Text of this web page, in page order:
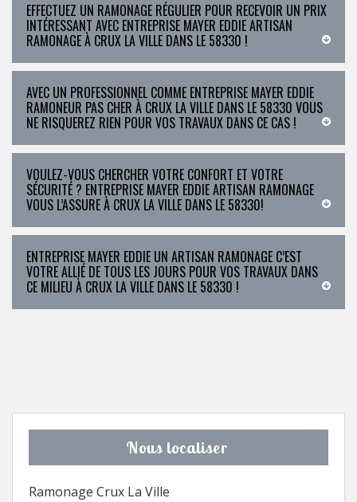
EFFECTUEZ UN RAMONAGE RÉGULIER POUR RECEVOIR UN PRIX
INTÉRESSANT AVEC ENTREPRISE MAYER EDDIE ARTISAN
RAMONAGE À CRUX LA VILLE DANS LE 58330 !
AVEC UN PROFESSIONNEL COMME ENTREPRISE MAYER EDDIE
RAMONEUR PAS CHER À CRUX LA VILLE DANS LE 58330 VOUS
NE RISQUEREZ RIEN POUR VOS TRAVAUX DANS CE CAS !
VOULEZ-VOUS CHERCHER VOTRE CONFORT ET VOTRE
SÉCURITÉ ? ENTREPRISE MAYER EDDIE ARTISAN RAMONAGE
VOUS L’ASSURE À CRUX LA VILLE DANS LE 58330!
ENTREPRISE MAYER EDDIE UN ARTISAN RAMONAGE C’EST
VOTRE ALLIÉ DE TOUS LES JOURS POUR VOS TRAVAUX DANS
CE MILIEU À CRUX LA VILLE DANS LE 58330 !
Nous localiser
Ramonage Crux La Ville